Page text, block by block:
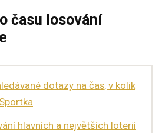
času losování
dotazy na čas, v kolik
hlavních a největších loterií